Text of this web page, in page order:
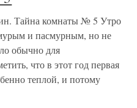
Тайна комнаты № 5 Утро
и пасмурным, но не
обычно для
что в этот год первая
теплой, и потому